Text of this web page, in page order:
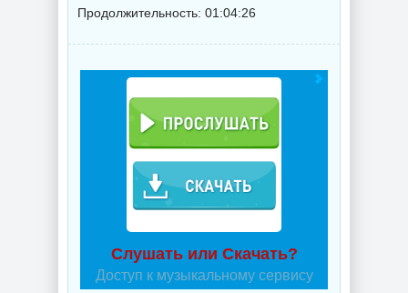
Продолжительность: 01:04:26
Слушать или Скачать?
Доступ к музыкальному сервису